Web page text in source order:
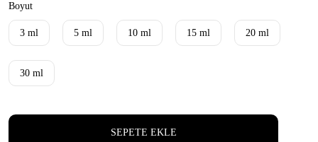
Boyut
3 ml 5 ml 10 ml 15 ml 20 ml
30 ml
SEPETE EKLE